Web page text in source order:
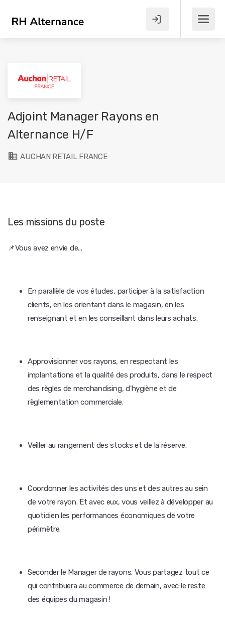
Adjoint Manager Rayons en
Alternance H/F
AUCHAN RETAIL FRANCE
Les missions du poste
📌Vous avez envie de...
En parallèle de vos études, participer à la satisfaction
clients, en les orientant dans le magasin, en les
renseignant et en les conseillant dans leurs achats.
Approvisionner vos rayons, en respectant les
implantations et la qualité des produits, dans le respect
des règles de merchandising, d'hygiène et de
règlementation commerciale.
Veiller au rangement des stocks et de la réserve.
Coordonner les activités des uns et des autres au sein
de votre rayon. Et avec eux, vous veillez à développer au
quotidien les performances économiques de votre
périmètre.
Seconder le Manager de rayons. Vous partagez tout ce
qui contribuera au commerce de demain, avec le reste
des équipes du magasin !